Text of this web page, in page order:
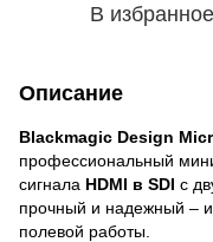
В избранное
Описание
Blackmagic Design
профессиональный
сигнала HDMI в SDI с
прочный и надежный –
полевой работы.